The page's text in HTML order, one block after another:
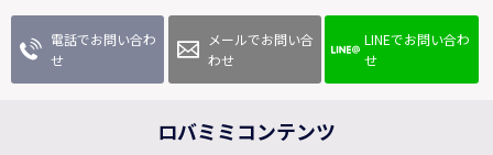
電話でお問い合わ
せ
メールでお問い合
わせ
LINEでお問い合わ
せ
ロバミミコンテンツ